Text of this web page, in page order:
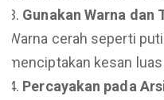
Gunakan Warna dan
Warna cerah seperti
menciptakan kesan
Percayakan pada